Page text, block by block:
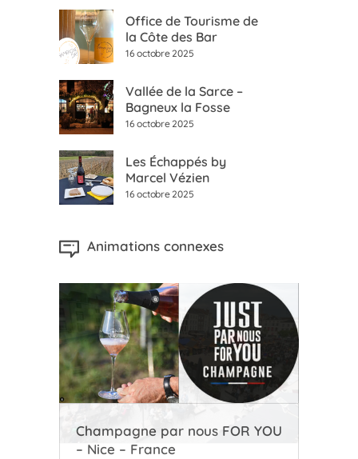
Office de Tourisme de
la Côte des Bar
16 octobre 2025
Vallée de la Sarce –
Bagneux la Fosse
16 octobre 2025
Les Échappés by
Marcel Vézien
16 octobre 2025
Animations connexes
Champagne par nous FOR YOU
– Nice – France